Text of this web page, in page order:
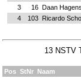
3
16 Daan
4
103 Ricardo
13 NSTV
Pos StNr
Naam